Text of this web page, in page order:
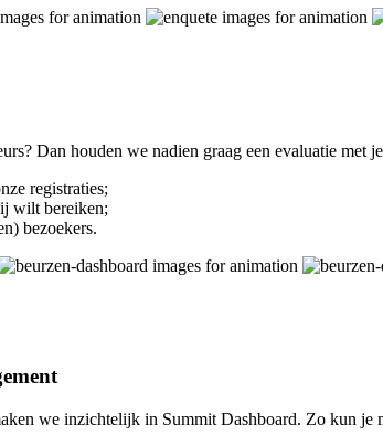
Dan houden we nadien graag een evaluatie
registraties;
wilt bereiken;
bezoekers.
we inzichtelijk in Summit Dashboard. Zo kun je